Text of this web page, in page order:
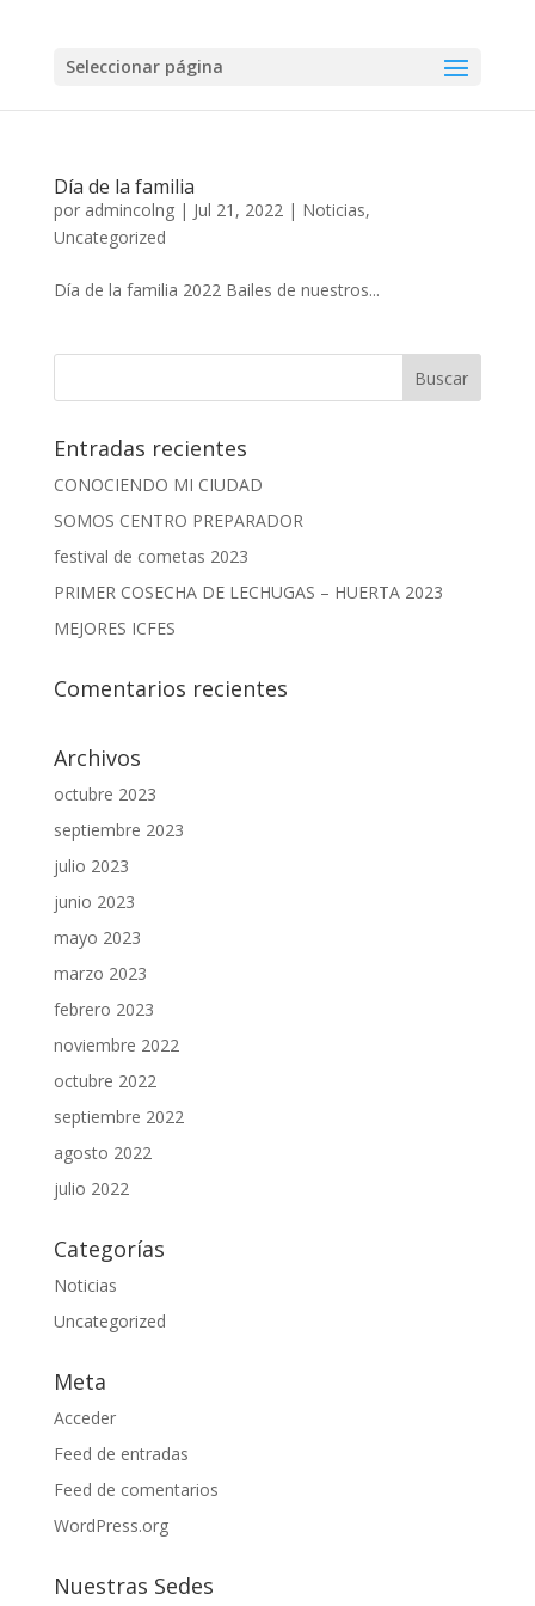
Seleccionar página
Día de la familia
por admincolng| Jul 21, 2022| Noticias,
Uncategorized
Día de la familia 2022 Bailes de nuestros...
Entradas recientes
CONOCIENDO MI CIUDAD
SOMOS CENTRO PREPARADOR
festival de cometas 2023
PRIMER COSECHA DE LECHUGAS – HUERTA 2023
MEJORES ICFES
Comentarios recientes
Archivos
octubre 2023
septiembre 2023
julio 2023
junio 2023
mayo 2023
marzo 2023
febrero 2023
noviembre 2022
octubre 2022
septiembre 2022
agosto 2022
julio 2022
Categorías
Noticias
Uncategorized
Meta
Acceder
Feed de entradas
Feed de comentarios
WordPress.org
Nuestras Sedes